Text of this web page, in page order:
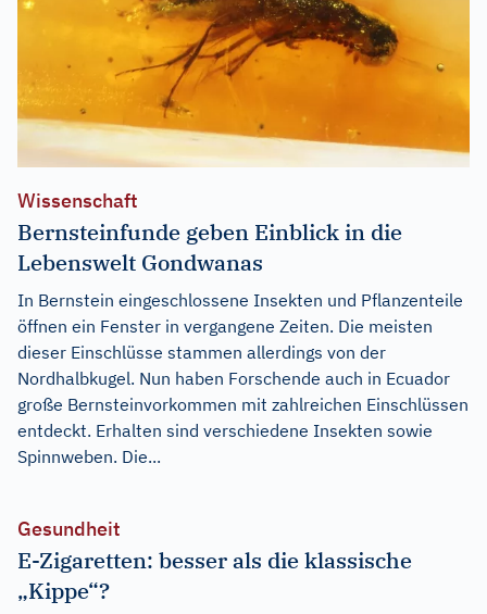
Wissenschaft
Bernsteinfunde geben Einblick in die
Lebenswelt Gondwanas
In Bernstein eingeschlossene Insekten und Pflanzenteile
öffnen ein Fenster in vergangene Zeiten. Die meisten
dieser Einschlüsse stammen allerdings von der
Nordhalbkugel. Nun haben Forschende auch in Ecuador
große Bernsteinvorkommen mit zahlreichen Einschlüssen
entdeckt. Erhalten sind verschiedene Insekten sowie
Spinnweben. Die...
Gesundheit
E-Zigaretten: besser als die klassische
„Kippe“?